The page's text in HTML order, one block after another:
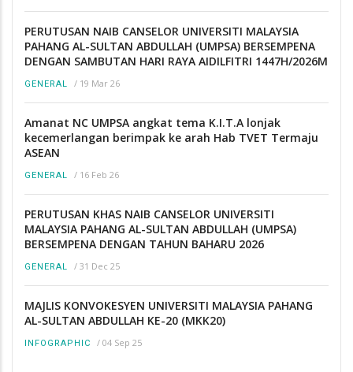
PERUTUSAN NAIB CANSELOR UNIVERSITI MALAYSIA
PAHANG AL-SULTAN ABDULLAH (UMPSA) BERSEMPENA
DENGAN SAMBUTAN HARI RAYA AIDILFITRI 1447H/2026M
GENERAL / 19 Mar 26
Amanat NC UMPSA angkat tema K.I.T.A lonjak
kecemerlangan berimpak ke arah Hab TVET Termaju
ASEAN
GENERAL / 16 Feb 26
PERUTUSAN KHAS NAIB CANSELOR UNIVERSITI
MALAYSIA PAHANG AL-SULTAN ABDULLAH (UMPSA)
BERSEMPENA DENGAN TAHUN BAHARU 2026
GENERAL / 31 Dec 25
MAJLIS KONVOKESYEN UNIVERSITI MALAYSIA PAHANG
AL-SULTAN ABDULLAH KE-20 (MKK20)
INFOGRAPHIC / 04 Sep 25